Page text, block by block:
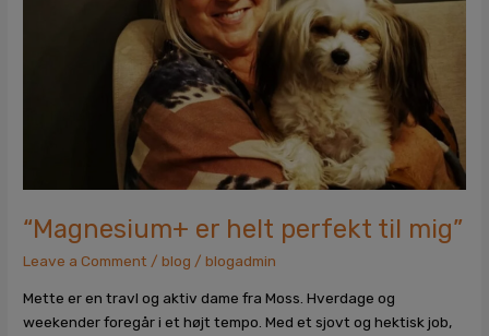
“Magnesium+ er helt perfekt til mig”
Leave a Comment /blog /blogadmin
Mette er en travl og aktiv dame fra Moss. Hverdage og
weekender foregår i et højt tempo. Med et sjovt og hektisk job,